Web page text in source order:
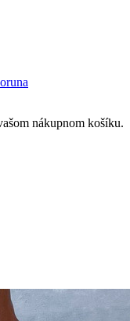
nákupnom košíku.